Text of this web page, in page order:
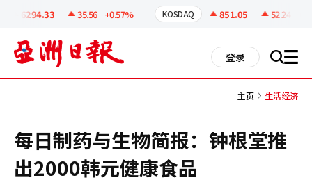
6294.33 35.56 +0.57% KOSDAQ 851.05 52.24
登录 搜 all
主页 生活经济
每日制药与生物简报：钟根堂推
出2000韩元健康食品